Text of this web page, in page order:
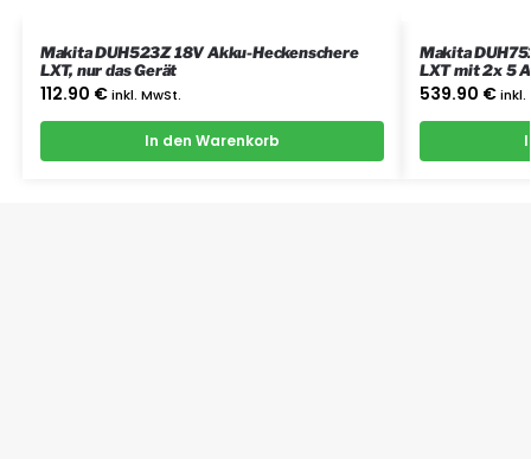
Makita DUH523Z 18V Akku-Heckenschere
LXT, nur das Gerät
112.90 € inkl. MwSt.
In den Warenkorb
Makita
LXT mit 2x 5
539.90 € inkl.